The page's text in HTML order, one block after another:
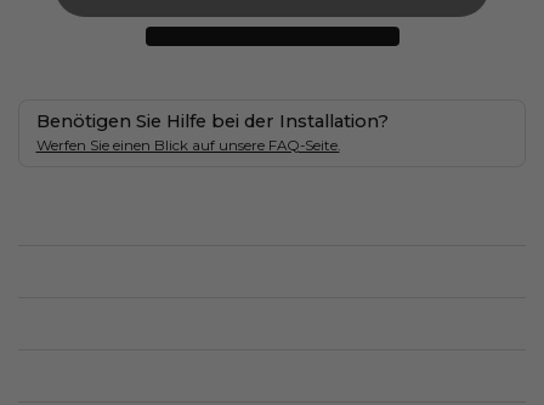
Benötigen Sie Hilfe bei der Installation?
Werfen Sie einen Blick auf unsere FAQ-Seite.